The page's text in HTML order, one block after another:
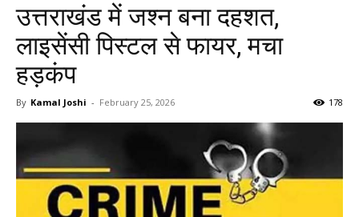
उत्तराखंड में जश्न बना दहशत,
लाइसेंसी पिस्टल से फायर, मचा
हड़कंप
By Kamal Joshi - February 25, 2026 178